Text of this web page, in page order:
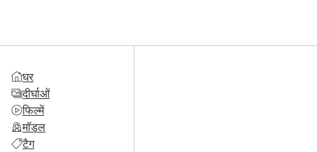
घर
दीर्घाओं
फिल्में
मॉडल
टैग